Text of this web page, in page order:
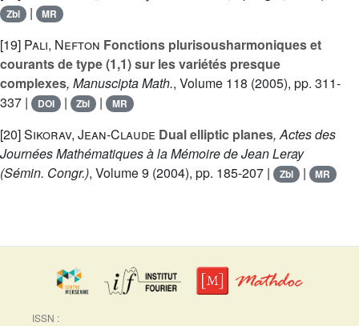
Zbl | MR
[19] Pali, Nefton Fonctions plurisousharmoniques et
courants de type (1,1) sur les variétés presque
complexes, Manuscipta Math., Volume 118 (2005), pp. 311-
337 |
DOI | Zbl | MR
[20]Sikorav, Jean-Claude Dual elliptic planes, Actes des
Journées Mathématiques à la Mémoire de Jean Leray
(Sémin. Congr.), Volume 9 (2004), pp. 185-207 | Zbl | MR
ISSN :